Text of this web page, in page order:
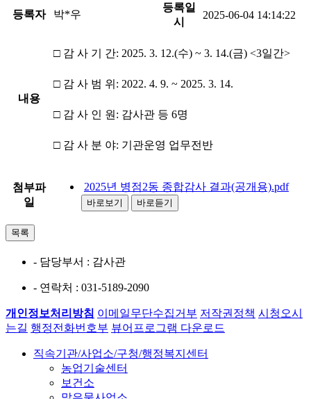
등록자 박*우
등록일
시
2025-06-04 14:14:22
내용
□ 감 사 기 간: 2025. 3. 12.(수) ~ 3. 14.(금) <3일간>
□ 감 사 범 위: 2022. 4. 9. ~ 2025. 3. 14.
□ 감 사 인 원: 감사관 등 6명
□ 감 사 분 야: 기관운영 업무전반
첨부파
일
2025년 병점2동 종합감사 결과(공개용).pdf
바로보기 바로듣기
목록
- 담당부서 : 감사관
- 연락처 : 031-5189-2090
개인정보처리방침 이메일무단수집거부 저작권정책 시청오시
는길 행정전화번호부 뷰어프로그램 다운로드
직속기관/사업소/구청/행정복지센터
농업기술센터
보건소